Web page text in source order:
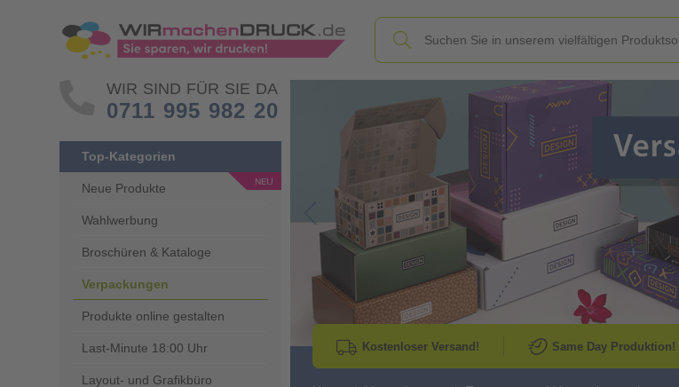
WIR SIND FÜR SIE DA
0711 995 982 20
Top-Kategorien
Neue Produkte
Wahlwerbung
Broschüren & Kataloge
Verpackungen
Produkte online gestalten
Last-Minute 18:00 Uhr
Layout- und Grafikbüro
Go to Previous Slide
Kostenloser Versand! Same Day Produktion!